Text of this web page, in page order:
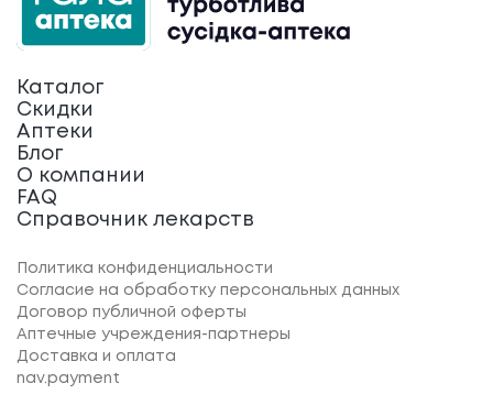
Каталог
Скидки
Аптеки
Блог
О компании
FAQ
Справочник лекарств
Политика конфиденциальности
Согласие на обработку персональных данных
Договор публичной оферты
Аптечные учреждения-партнеры
Доставка и оплата
nav.payment